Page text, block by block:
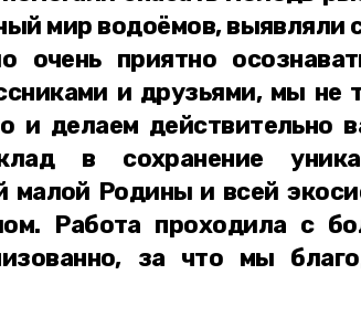
мир водоёмов, выявляли
очень приятно
и друзьями, мы не
и делаем действительно
в сохранение
малой Родины и всей
Работа проходила с
за что мы